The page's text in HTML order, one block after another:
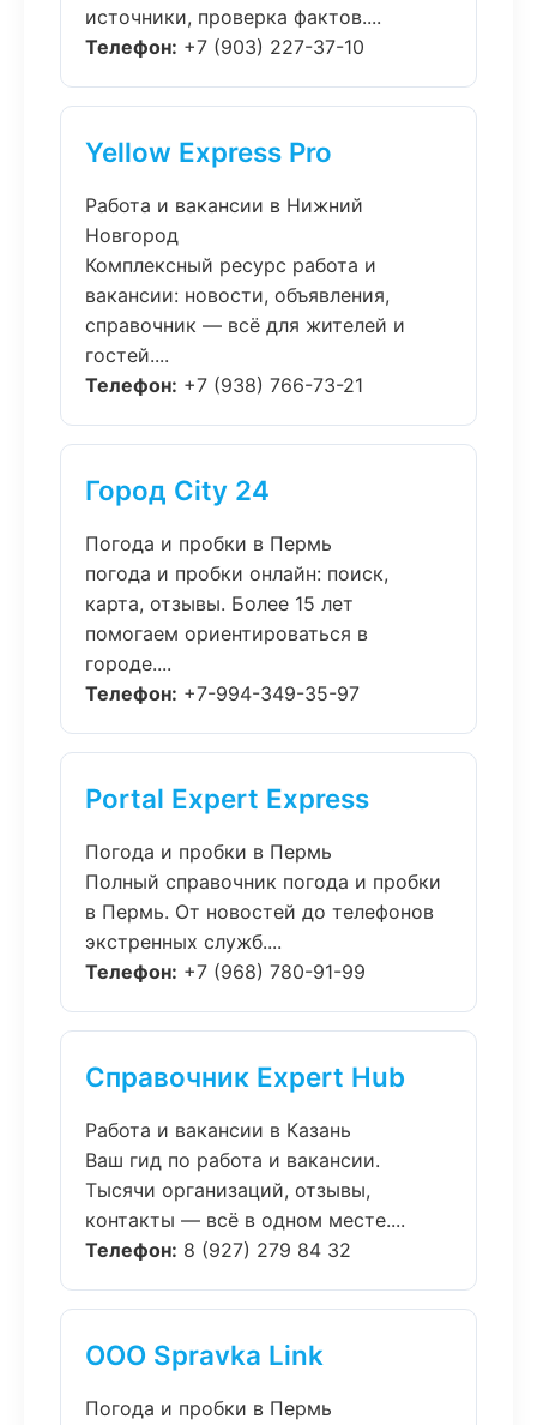
источники, проверка фактов....
Телефон: +7 (903) 227-37-10
Yellow Express Pro
Работа и вакансии в Нижний
Новгород
Комплексный ресурс работа и
вакансии: новости, объявления,
справочник — всё для жителей и
гостей....
Телефон: +7 (938) 766-73-21
Город City 24
Погода и пробки в Пермь
погода и пробки онлайн: поиск,
карта, отзывы. Более 15 лет
помогаем ориентироваться в
городе....
Телефон: +7-994-349-35-97
Portal Expert Express
Погода и пробки в Пермь
Полный справочник погода и пробки
в Пермь. От новостей до телефонов
экстренных служб....
Телефон: +7 (968) 780-91-99
Справочник Expert Hub
Работа и вакансии в Казань
Ваш гид по работа и вакансии.
Тысячи организаций, отзывы,
контакты — всё в одном месте....
Телефон: 8 (927) 279 84 32
ООО Spravka Link
Погода и пробки в Пермь